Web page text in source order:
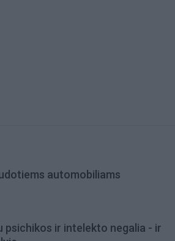
automobiliams
psichikos ir intelekto negalia - ir